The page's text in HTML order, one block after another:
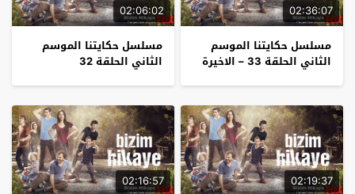
02:36:07
مسلسل حكايتنا الموسم
الثاني الحلقة 33 – الاخيرة
02:06:02
مسلسل حكايتنا الموسم
الثاني الحلقة 32
02:19:37
02:16:57